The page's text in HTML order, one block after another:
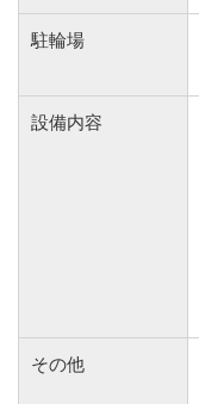
駐輪場
設備内容
その他